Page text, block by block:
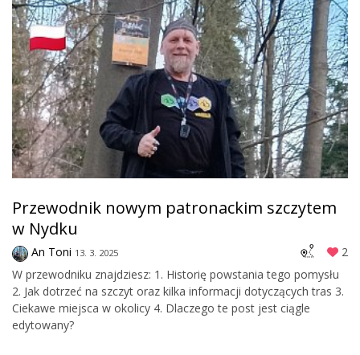
Przewodnik nowym patronackim szczytem
w Nydku
An Toni 13. 3. 2025
2
W przewodniku znajdziesz: 1. Historię powstania tego pomysłu
2. Jak dotrzeć na szczyt oraz kilka informacji dotyczących tras 3.
Ciekawe miejsca w okolicy 4. Dlaczego te post jest ciągle
edytowany?